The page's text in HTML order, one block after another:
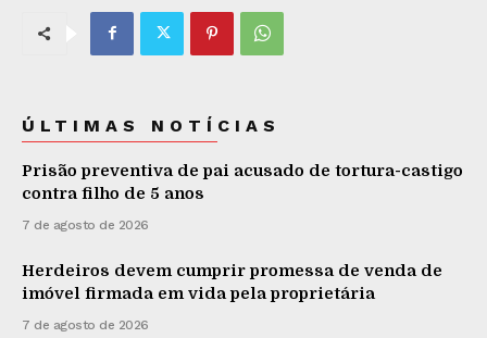
ÚLTIMAS NOTÍCIAS
Prisão preventiva de pai acusado de tortura-castigo
contra filho de 5 anos
7 de agosto de 2026
Herdeiros devem cumprir promessa de venda de
imóvel firmada em vida pela proprietária
7 de agosto de 2026